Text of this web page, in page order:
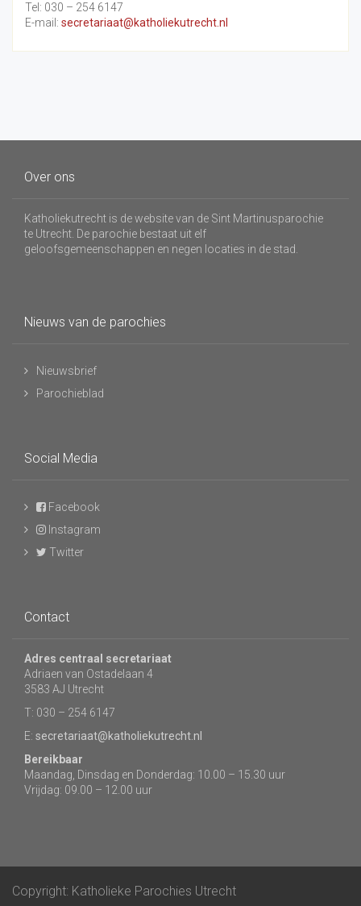
Tel: 030 – 254 6147
E-mail: secretariaat@katholiekutrecht.nl
Over ons
Katholiekutrecht is de website van de Sint Martinusparochie
te Utrecht. De parochie bestaat uit elf
geloofsgemeenschappen en negen locaties in de stad.
Nieuws van de parochies
Nieuwsbrief
Parochieblad
Social Media
Facebook
Instagram
Twitter
Contact
Adres centraal secretariaat
Adriaen van Ostadelaan 4
3583 AJ Utrecht
T: 030 – 254 6147
E: secretariaat@katholiekutrecht.nl
Bereikbaar
Maandag, Dinsdag en Donderdag: 10.00 – 15.30 uur
Vrijdag: 09.00 – 12.00 uur
Copyright: Katholieke Parochies Utrecht